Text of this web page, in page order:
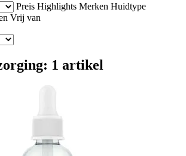
Preis Highlights Merken Huidtype
Vrij van
1 artikel